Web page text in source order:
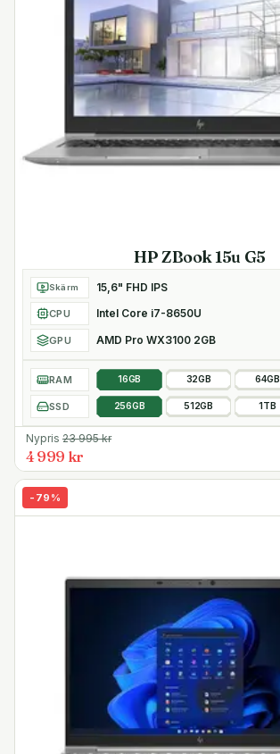
HP ZBook 15u G5
Skärm 15,6" FHD IPS
CPU Intel Core i7-8650U
GPU AMD Pro WX3100 2GB
RAM 16GB 32GB 64GB
SSD 256GB 512GB 1TB
Nypris 23 995kr
4 999 kr
- 79 %